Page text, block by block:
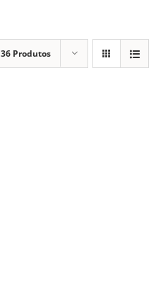
36 Produtos